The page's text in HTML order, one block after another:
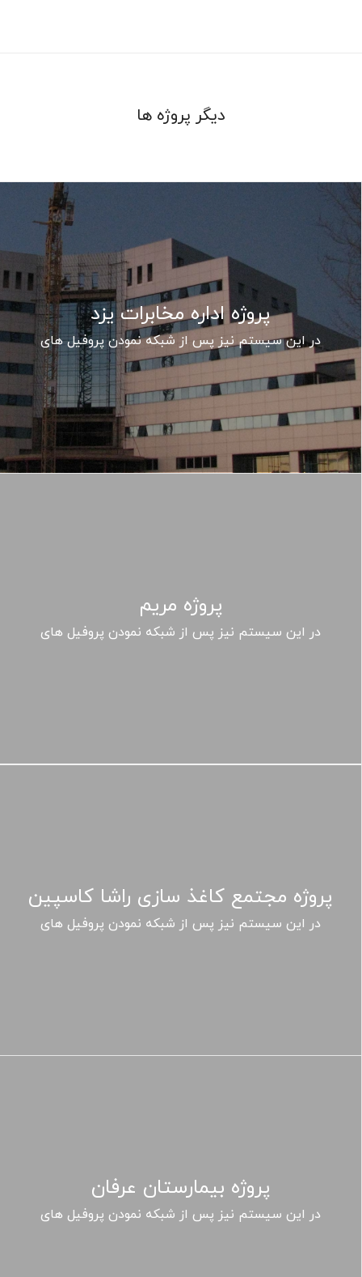
دیگر پروژه ها
پروژه اداره مخابرات یزد
در این سیستم نیز پس از شبکه نمودن پروفیل های
پروژه مریم
در این سیستم نیز پس از شبکه نمودن پروفیل های
پروژه مجتمع کاغذ سازی راشا کاسپین
در این سیستم نیز پس از شبکه نمودن پروفیل های
پروژه بیمارستان عرفان
در این سیستم نیز پس از شبکه نمودن پروفیل های